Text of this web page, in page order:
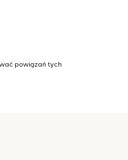
powiązań tych